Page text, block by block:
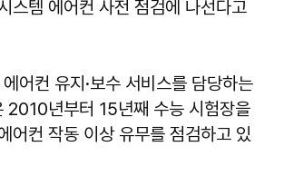
스템 에어컨 사전 점검에 나선다고
어컨 유지·보수 서비스를 담당하는
2010년부터 15년째 수능 시험장을
어컨 작동 이상 유무를 점검하고 있